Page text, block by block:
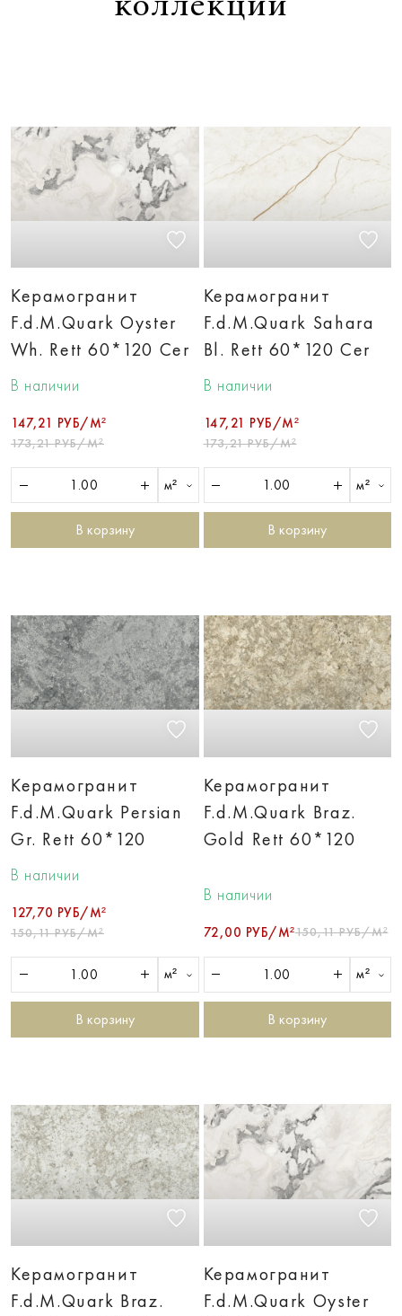
Керамогранит
F.d.M.Quark Oyster
Wh. Rett 60*120 Cer
В наличии
147,21 РУБ/М²
173,21 РУБ/М²
м²
В корзину
Керамогранит
F.d.M.Quark Sahara
Bl. Rett 60*120 Cer
В наличии
147,21 РУБ/М²
173,21 РУБ/М²
м²
В корзину
Керамогранит
F.d.M.Quark Persian
Gr. Rett 60*120
В наличии
127,70 РУБ/М²
150,11 РУБ/М²
м²
В корзину
Керамогранит
F.d.M.Quark Braz.
Gold Rett 60*120
В наличии
72,00 РУБ/М²150,11 РУБ/М²
м²
В корзину
Керамогранит
F.d.M.Quark Braz.
Керамогранит
F.d.M.Quark Oyster